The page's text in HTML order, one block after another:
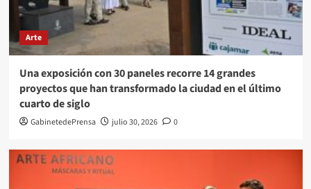
Arte
Una exposición con 30 paneles recorre 14 grandes
proyectos que han transformado la ciudad en el último
cuarto de siglo
GabinetedePrensa julio 30, 2026 0